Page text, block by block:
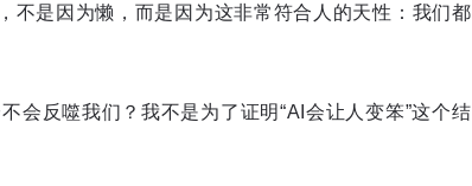
不是因为懒，而是因为这非常符合人的天性：我们都
会反噬我们？我不是为了证明“AI会让人变笨”这个结